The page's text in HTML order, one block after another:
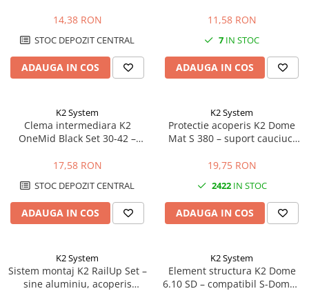
14,38 RON
STOC DEPOZIT CENTRAL
ADAUGA IN COS
11,58 RON
7 IN STOC
ADAUGA IN COS
K2 System
Clema intermediara K2
OneMid Black Set 30-42 –
negru
17,58 RON
STOC DEPOZIT CENTRAL
ADAUGA IN COS
K2 System
Protectie acoperis K2 Dome
Mat S 380 – suport cauciuc,
19,75 RON
2422IN STOC
ADAUGA IN COS
K2 System
Sistem montaj K2 RailUp Set –
sine aluminiu, acoperis
K2 System
Element structura K2 Dome
6.10 SD – compatibil S-Dome /